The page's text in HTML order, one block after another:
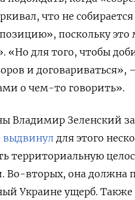
что не
поскольку
«Но для того, чтобы
и
о чем-то говорить».
Владимир Зеленский
выдвинул для этого
территориальную
Во-вторых, она должна
Украине ущерб. Также